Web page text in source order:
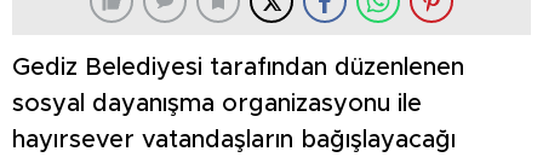
Gediz Belediyesi tarafından düzenlenen
sosyal dayanışma organizasyonu ile
hayırsever vatandaşların bağışlayacağı